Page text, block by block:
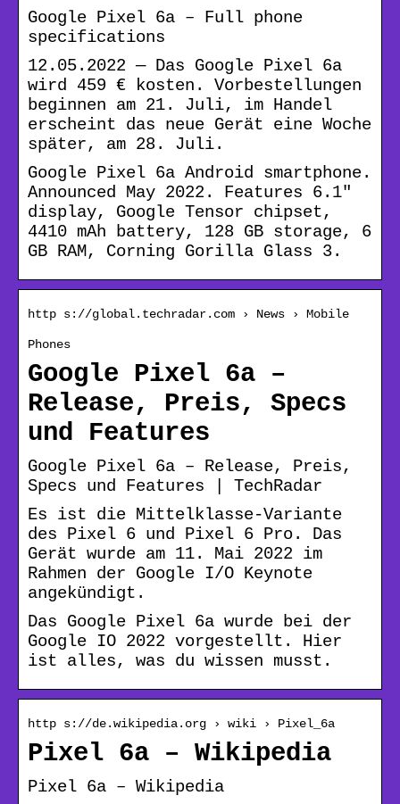
Google Pixel 6a – Full phone
specifications
12.05.2022 — Das Google Pixel 6a
wird 459 € kosten. Vorbestellungen
beginnen am 21. Juli, im Handel
erscheint das neue Gerät eine Woche
später, am 28. Juli.
Google Pixel 6a Android smartphone.
Announced May 2022. Features 6.1″
display, Google Tensor chipset,
4410 mAh battery, 128 GB storage, 6
GB RAM, Corning Gorilla Glass 3.
http s://global.techradar.com › News › Mobile
Phones
Google Pixel 6a –
Release, Preis, Specs
und Features
Google Pixel 6a – Release, Preis,
Specs und Features | TechRadar
Es ist die Mittelklasse-Variante
des Pixel 6 und Pixel 6 Pro. Das
Gerät wurde am 11. Mai 2022 im
Rahmen der Google I/O Keynote
angekündigt.
Das Google Pixel 6a wurde bei der
Google IO 2022 vorgestellt. Hier
ist alles, was du wissen musst.
http s://de.wikipedia.org › wiki › Pixel_6a
Pixel 6a – Wikipedia
Pixel 6a – Wikipedia